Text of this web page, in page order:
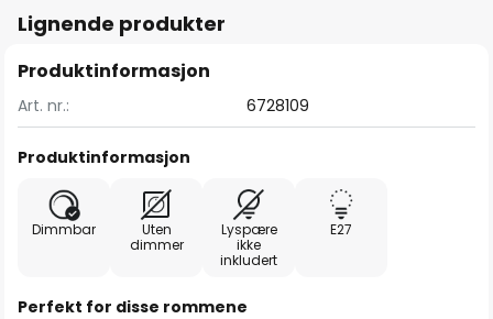
Lignende produkter
Produktinformasjon
Art. nr.: 6728109
Produktinformasjon
Dimmbar
Uten
dimmer
Lyspære
ikke
inkludert
E27
Perfekt for disse rommene